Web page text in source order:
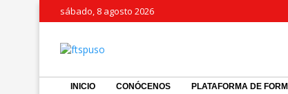
sábado, 8 agosto 2026
INICIO CONÓCENOS PLATAFORMA DE